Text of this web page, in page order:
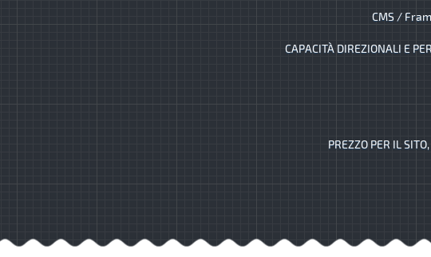
CMS /
CAPACITÀ DIREZIONALI E
PREZZO PER IL